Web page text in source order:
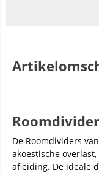
De Roomdividers
akoestische
afleiding. De ideale